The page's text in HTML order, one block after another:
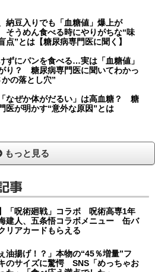
納豆入りでも「血糖値」爆上が
そうめん食べる時にやりがちな“味
点”とは【糖尿病専門医に聞く】
ずにパンを食べる…実は「血糖値」
り？ 糖尿病専門医に聞いてわかっ
の落とし穴”
なぜか体がだるい」は高血糖？ 糖
医が明かす“意外な原因”とは
もっと見る
事
】「呪術廻戦」コラボ 呪術高専1年
建人、五条悟コラボメニュー 缶バ
リアカードもらえる
油揚げ！？」本物の“45％増量”フ
のサイズに驚愕 SNS「めっちゃお